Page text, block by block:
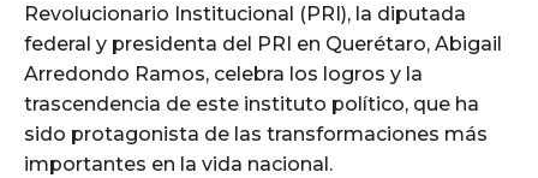
Revolucionario Institucional (PRI), la diputada
federal y presidenta del PRI en Querétaro, Abigail
Arredondo Ramos, celebra los logros y la
trascendencia de este instituto político, que ha
sido protagonista de las transformaciones más
importantes en la vida nacional.